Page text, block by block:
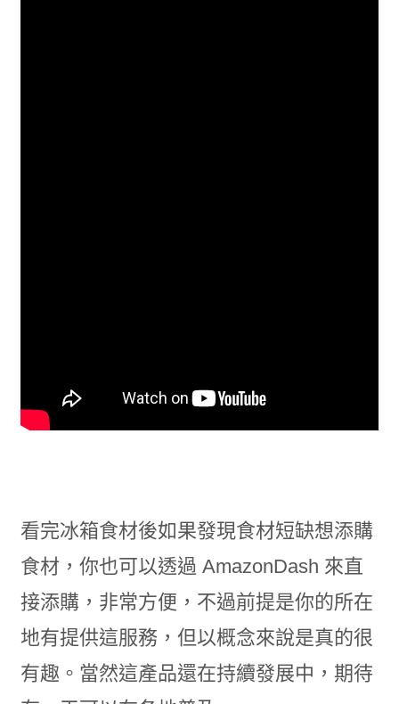
看完冰箱食材後如果發現食材短缺想添購
食材，你也可以透過 AmazonDash 來直
接添購，非常方便，不過前提是你的所在
地有提供這服務，但以概念來說是真的很
有趣。當然這產品還在持續發展中，期待